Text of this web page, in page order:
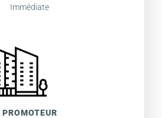
Immédiate
PROMOTEUR